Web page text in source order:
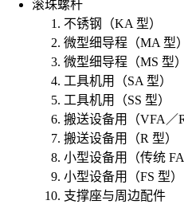
滚珠螺杆
不锈钢（KA 型）
微型细导程（MA 型）
微型细导程（MS 型）
工具机用（SA 型）
工具机用（SS 型）
搬送设备用（VFA／
搬送设备用（R 型）
小型设备用（传统 FA
小型设备用（FS 型）
支撑座与周边配件